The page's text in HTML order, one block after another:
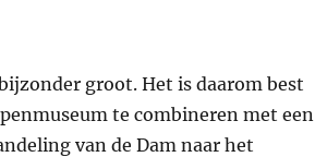
groot. Het is daarom best
te combineren met een
van de Dam naar het